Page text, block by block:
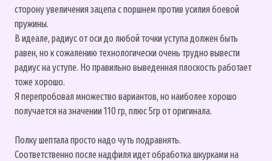
сторону увеличения зацепа с поршнем против усилия боевой
пружины.
В идеале, радиус от оси до любой точки уступа должен быть
равен, но к сожалению технологически очень трудно вывести
радиус на уступе. Но правильно выведенная плоскость работает
тоже хорошо.
Я перепробовал множество вариантов, но наиболее хорошо
получается на значении 110 гр, плюс 5гр от оригинала.
Полку шептала просто надо чуть подравнять.
Соответственно после надфиля идет обработка шкурками на